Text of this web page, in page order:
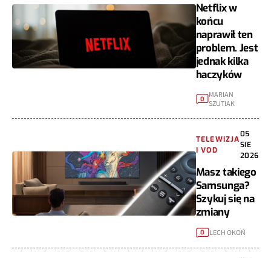
Netflix w
końcu
naprawił ten
problem. Jest
jednak kilka
haczyków
0
MARIAN
SZUTIAK
TELEWIZJA
I VOD
05
SIE
2026
Masz takiego
Samsunga?
Szykuj się na
zmiany
0 LECH OKOŃ